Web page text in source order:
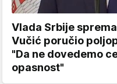
Vlada Srbije
Vučić poručio
"Da ne dovedemo
opasnost"